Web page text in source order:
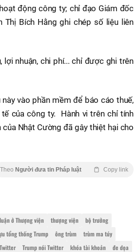
động công ty; chỉ đạo Giám đốc
Thị Bích Hằng ghi chép số liệu liên
lợi nhuận, chi phí... chỉ được ghi trên
vào phần mềm để báo cáo thuế,
của công ty. Hành vi trên chỉ tính
Nhật Cường đã gây thiệt hại cho
Theo Người đưa tin Pháp luật Copy link
ở Thượng viện thượng viện
bộ trưởng
tổng thống Trump ông trùm
trùm ma túy
Twitter Trump nói Twitter khóa tài khoản
đe dọa